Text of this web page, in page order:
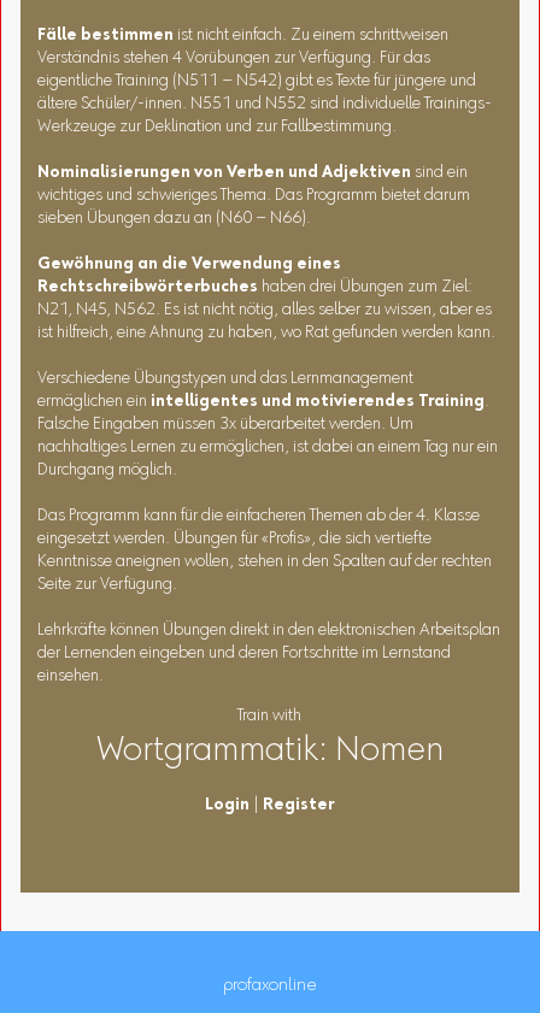
Fälle bestimmen ist nicht einfach. Zu einem schrittweisen
Verständnis stehen 4 Vorübungen zur Verfügung. Für das
eigentliche Training (N511 – N542) gibt es Texte für jüngere und
ältere Schüler/-innen. N551 und N552 sind individuelle Trainings-
Werkzeuge zur Deklination und zur Fallbestimmung.
Nominalisierungen von Verben und Adjektiven sind ein
wichtiges und schwieriges Thema. Das Programm bietet darum
sieben Übungen dazu an (N60 – N66).
Gewöhnung an die Verwendung eines
Rechtschreibwörterbuches haben drei Übungen zum Ziel:
N21, N45, N562. Es ist nicht nötig, alles selber zu wissen, aber es
ist hilfreich, eine Ahnung zu haben, wo Rat gefunden werden kann.
Verschiedene Übungstypen und das Lernmanagement
ermäglichen ein intelligentes und motivierendes Training.
Falsche Eingaben müssen 3x überarbeitet werden. Um
nachhaltiges Lernen zu ermöglichen, ist dabei an einem Tag nur ein
Durchgang möglich.
Das Programm kann für die einfacheren Themen ab der 4. Klasse
eingesetzt werden. Übungen für «Profis», die sich vertiefte
Kenntnisse aneignen wollen, stehen in den Spalten auf der rechten
Seite zur Verfügung.
Lehrkräfte können Übungen direkt in den elektronischen Arbeitsplan
der Lernenden eingeben und deren Fortschritte im Lernstand
einsehen.
Train with
Wortgrammatik: Nomen
Login Register
profaxonline